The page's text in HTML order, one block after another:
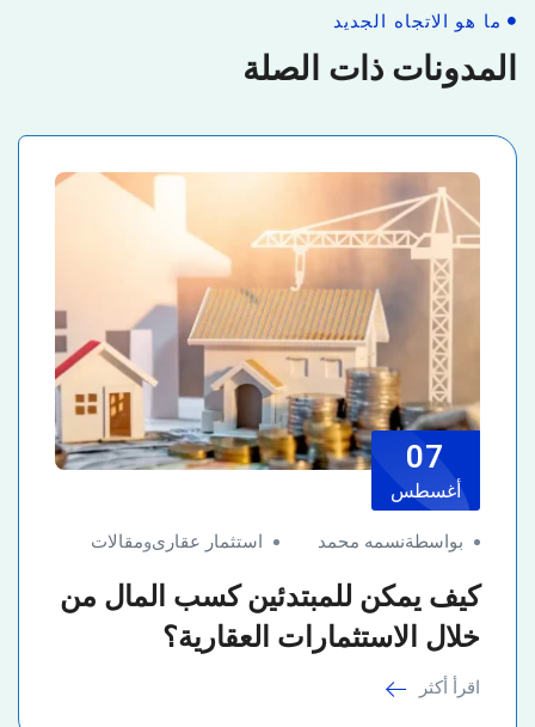
ما هو الاتجاه الجديد
المدونات ذات الصلة
07
أغسطس
بواسطةنسمه محمد استثمار عقارىومقالات
كيف يمكن للمبتدئين كسب المال من
خلال الاستثمارات العقارية؟
اقرأ أكثر